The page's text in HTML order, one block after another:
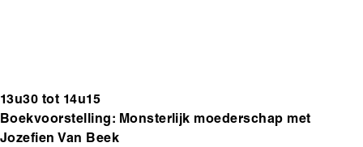
13u30 tot 14u15
Boekvoorstelling: Monsterlijk moederschap met
Jozefien Van Beek